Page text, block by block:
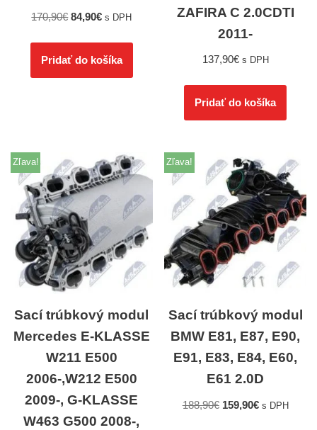
170,90€ 84,90€ s DPH
Pridať do košíka
ZAFIRA C 2.0CDTI
2011-
137,90€ s DPH
Pridať do košíka
Zľava!
Sací trúbkový modul
Mercedes E-KLASSE
W211 E500
2006-,W212 E500
2009-, G-KLASSE
W463 G500 2008-,
Zľava!
Sací trúbkový modul
BMW E81, E87, E90,
E91, E83, E84, E60,
E61 2.0D
188,90€ 159,90€ s DPH